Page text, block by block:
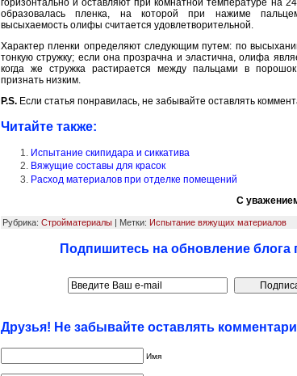
гори­зонтально и оставляют при комнатной температуре на
образовалась пленка, на которой при нажиме
высыхаемость оли­фы считается удовлетворительной.
Характер пленки определяют следующим путем: по
тонкую стружку; если она прозрачна и эластична, олифа
когда же стружка растирается между пальцами в
признать низким.
P.S. Если статья понравилась, не забывайте оставлять
Читайте также:
Испытание скипидара и сиккатива
Вяжущие составы для красок
Расход материалов при отделке помещений
С
Рубрика: Стройматериалы | Метки: Испытание вяжущих материалов
Подпишитесь на обновление блога
Друзья! Не забывайте оставлять
Имя